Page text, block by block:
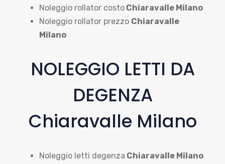
Noleggio rollator costo Chiaravalle Milano
Noleggio rollator prezzo Chiaravalle
Milano
NOLEGGIO LETTI DA
DEGENZA
Chiaravalle Milano
Noleggio letti degenza Chiaravalle Milano